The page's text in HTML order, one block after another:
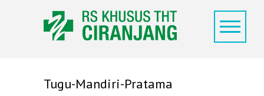
Tugu-Mandiri-Pratama